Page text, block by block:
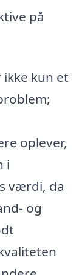
på
kun et
oplever,
i
værdi, da
og